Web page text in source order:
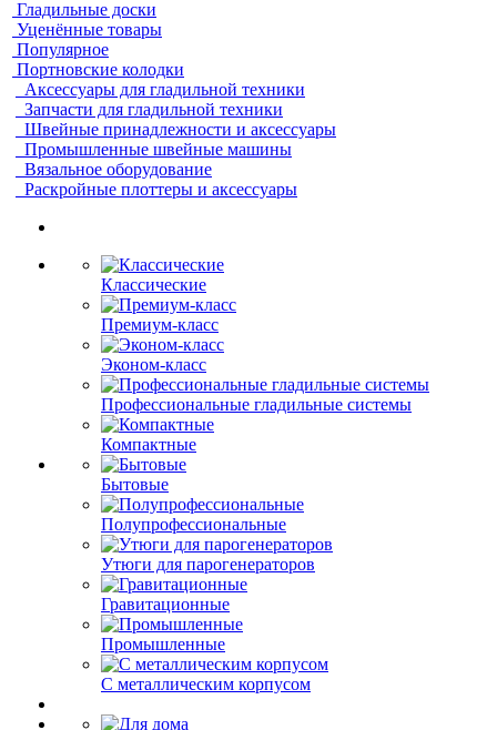
Гладильные доски
Уценённые товары
Популярное
Портновские колодки
Аксессуары для гладильной техники
Запчасти для гладильной техники
Швейные принадлежности и аксессуары
Промышленные швейные машины
Вязальное оборудование
Раскройные плоттеры и аксессуары
Классические
Премиум-класс
Эконом-класс
Профессиональные гладильные системы
Компактные
Бытовые
Полупрофессиональные
Утюги для парогенераторов
Гравитационные
Промышленные
С металлическим корпусом